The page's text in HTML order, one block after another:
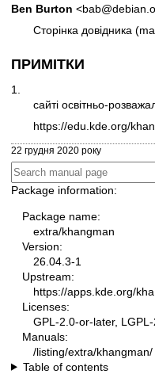
Ben Burton
Сторінка довідника
ПРИМІТКИ
1.
сайті освітньо-
https://edu.kde.org/
22 грудня 2020 року
Package information:
Package name:
extra/khangman
Version:
26.04.3-1
Upstream:
https://apps.kde.org/
Licenses:
GPL-2.0-or-later,
Manuals:
/listing/extra/khangman/
Table of contents